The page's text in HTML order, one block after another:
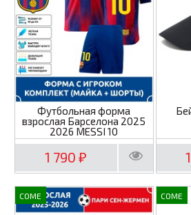
Футбольная форма
взрослая Барселона 2025
2026 MESSI 10
1 790₽
COME COME